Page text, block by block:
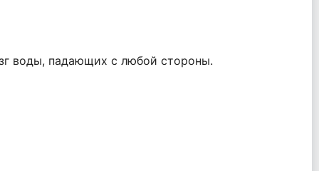
воды, падающих с любой стороны.